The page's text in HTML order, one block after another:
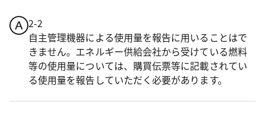
2-2
自主管理機器による使用量を報告に用いることはで
きません。エネルギー供給会社から受けている燃料
等の使用量については、購買伝票等に記載されてい
る使用量を報告していただく必要があります。